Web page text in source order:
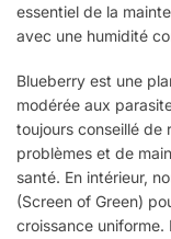
essentiel de la
avec une humidité
Blueberry est une
modérée aux
toujours conseillé de
problèmes et de
santé. En intérieur,
(Screen of Green)
croissance uniforme.